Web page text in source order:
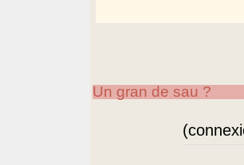
Un gran de sau ?